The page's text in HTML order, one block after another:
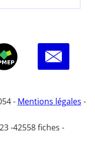
- Mentions légales -
-42558 fiches -